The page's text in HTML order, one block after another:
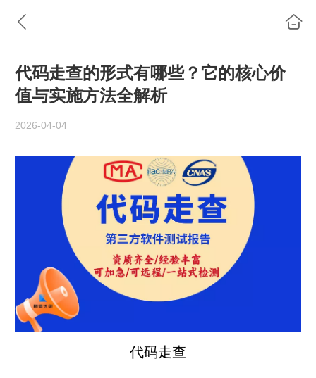
代码走查的形式有哪些？它的核心价
值与实施方法全解析
2026-04-04
代码走查